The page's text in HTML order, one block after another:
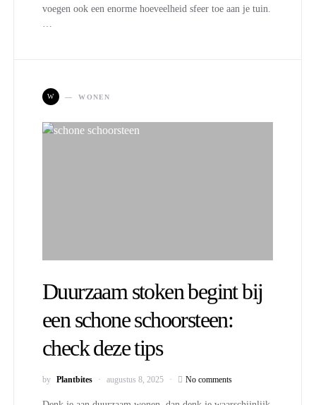
voegen ook een enorme hoeveelheid sfeer toe aan je tuin.
…
W WONEN
Duurzaam stoken begint bij
een schone schoorsteen:
check deze tips
by Plantbites augustus 8, 2025 No comments